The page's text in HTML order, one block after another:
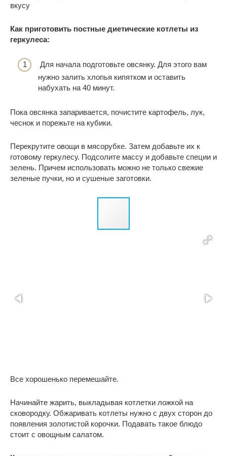
вкусу
Как приготовить постные диетические котлеты из
геркулеса:
Для начала подготовьте овсянку. Для этого вам
нужно залить хлопья кипятком и оставить
набухать на 40 минут.
Пока овсянка запаривается, почистите картофель, лук,
чеснок и порежьте на кубики.
Перекрутите овощи в мясорубке. Затем добавьте их к
готовому геркулесу. Подсолите массу и добавьте специи и
зелень. Причем использовать можно не только свежие
зеленые пучки, но и сушеные заготовки.
Все хорошенько перемешайте.
Начинайте жарить, выкладывая котлетки ложкой на
сковородку. Обжаривать котлеты нужно с двух сторон до
появления золотистой корочки. Подавать такое блюдо
стоит с овощным салатом.